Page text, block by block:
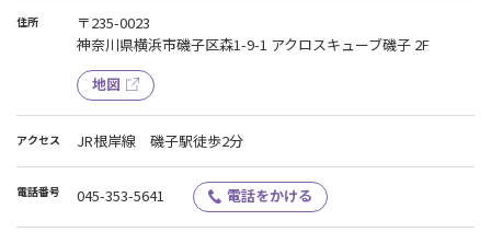
住所
〒235-0023
神奈川県横浜市磯子区森1-9-1 アクロスキューブ磯子 2F
地図
アクセス JR根岸線 磯子駅徒歩2分
電話番号 045-353-5641 電話をかける